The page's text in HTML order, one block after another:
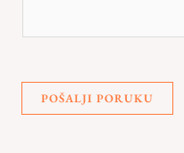
POŠALJI PORUKU